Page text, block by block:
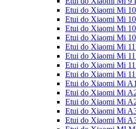
Etui do Xiaomi Mi
Etui do Xiaomi Mi
Etui do Xiaomi Mi
Etui do Xiaomi Mi
Etui do Xiaomi Mi
Etui do Xiaomi Mi
Etui do Xiaomi Mi
Etui do Xiaomi Mi
Etui do Xiaomi Mi
Etui do Xiaomi Mi
Etui do Xiaomi Mi
Etui do Xiaomi Mi
Etui do Xiaomi Mi